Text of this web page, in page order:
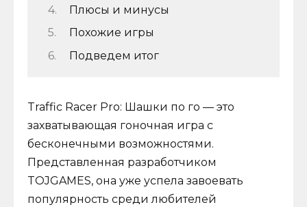
Плюсы и минусы
Похожие игры
Подведем итог
Traffic Racer Pro: Шашки по го — это
захватывающая гоночная игра с
бесконечными возможностями.
Представленная разработчиком
TOJGAMES, она уже успела завоевать
популярность среди любителей